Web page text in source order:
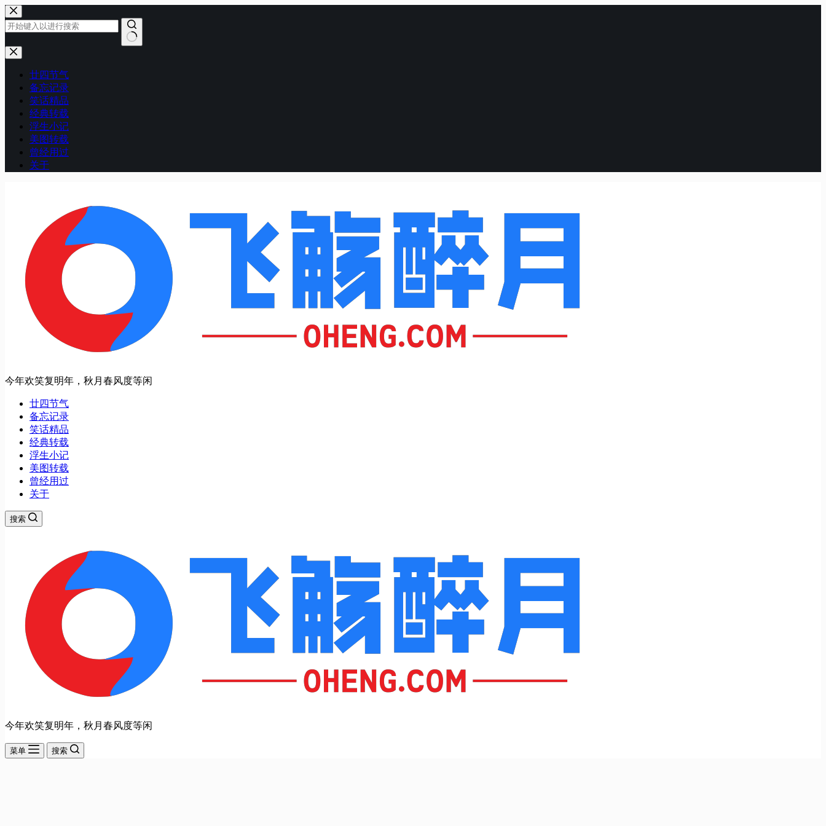
跳
至
内
容
无
廿四节气
备忘记录
笑话精品
经典转载
浮生小记
美图转载
曾经用过
关于
今年欢笑复明年，秋月春风度等闲
廿四节气
备忘记录
笑话精品
经典转载
浮生小记
美图转载
曾经用过
关于
搜索
今年欢笑复明年，秋月春风度等闲
菜单 搜索